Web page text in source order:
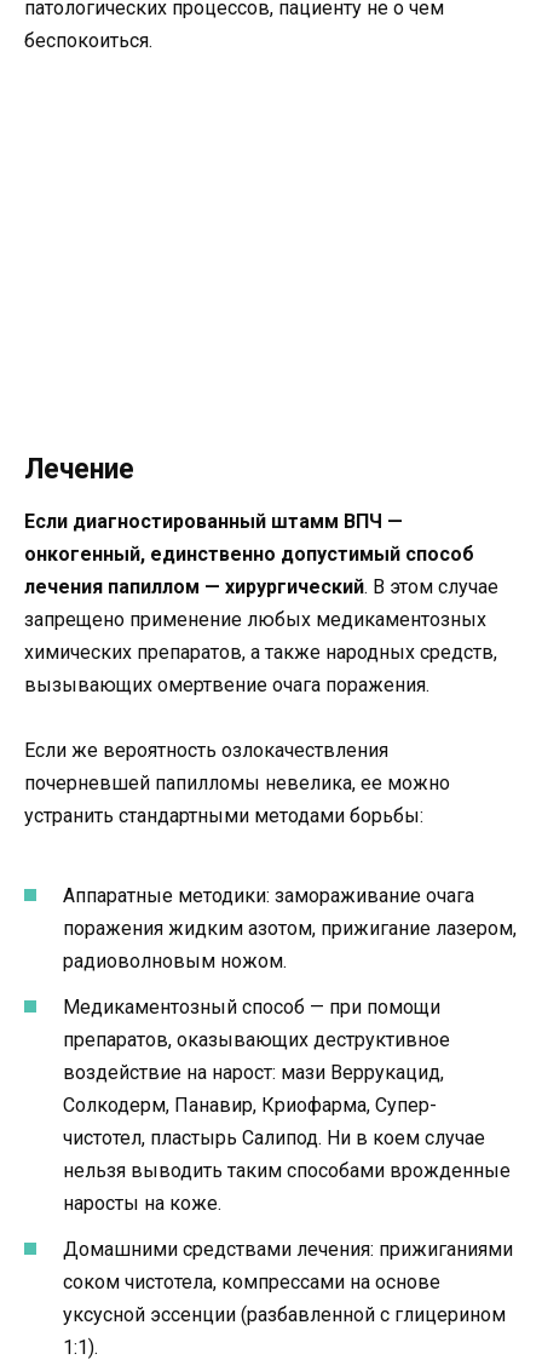
патологических процессов, пациенту не о чем
беспокоиться.
Лечение
Если диагностированный штамм ВПЧ —
онкогенный, единственно допустимый способ
лечения папиллом — хирургический. В этом случае
запрещено применение любых медикаментозных
химических препаратов, а также народных средств,
вызывающих омертвение очага поражения.
Если же вероятность озлокачествления
почерневшей папилломы невелика, ее можно
устранить стандартными методами борьбы:
Аппаратные методики: замораживание очага
поражения жидким азотом, прижигание лазером,
радиоволновым ножом.
Медикаментозный способ — при помощи
препаратов, оказывающих деструктивное
воздействие на нарост: мази Веррукацид,
Солкодерм, Панавир, Криофарма, Супер-
чистотел, пластырь Салипод. Ни в коем случае
нельзя выводить таким способами врожденные
наросты на коже.
Домашними средствами лечения: прижиганиями
соком чистотела, компрессами на основе
уксусной эссенции (разбавленной с глицерином
1:1).